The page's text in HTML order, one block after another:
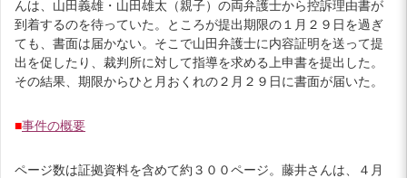
んは、山田義雄・山田雄太（親子）の両弁護士から控訴理由書が
到着するのを待っていた。ところが提出期限の１月２９日を過ぎ
ても、書面は届かない。そこで山田弁護士に内容証明を送って提
出を促したり、裁判所に対して指導を求める上申書を提出した。
その結果、期限からひと月おくれの２月２９日に書面が届いた。
■事件の概要
ページ数は証拠資料を含めて約３００ページ。藤井さんは、４月